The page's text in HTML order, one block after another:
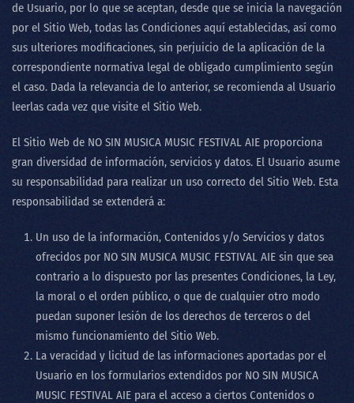
de Usuario, por lo que se aceptan, desde que se inicia la navegación
por el Sitio Web, todas las Condiciones aquí establecidas, así como
sus ulteriores modificaciones, sin perjuicio de la aplicación de la
correspondiente normativa legal de obligado cumplimiento según
el caso. Dada la relevancia de lo anterior, se recomienda al Usuario
leerlas cada vez que visite el Sitio Web.
El Sitio Web de NO SIN MUSICA MUSIC FESTIVAL AIE proporciona
gran diversidad de información, servicios y datos. El Usuario asume
su responsabilidad para realizar un uso correcto del Sitio Web. Esta
responsabilidad se extenderá a:
Un uso de la información, Contenidos y/o Servicios y datos
ofrecidos por NO SIN MUSICA MUSIC FESTIVAL AIE sin que sea
contrario a lo dispuesto por las presentes Condiciones, la Ley,
la moral o el orden público, o que de cualquier otro modo
puedan suponer lesión de los derechos de terceros o del
mismo funcionamiento del Sitio Web.
La veracidad y licitud de las informaciones aportadas por el
Usuario en los formularios extendidos por NO SIN MUSICA
MUSIC FESTIVAL AIE para el acceso a ciertos Contenidos o